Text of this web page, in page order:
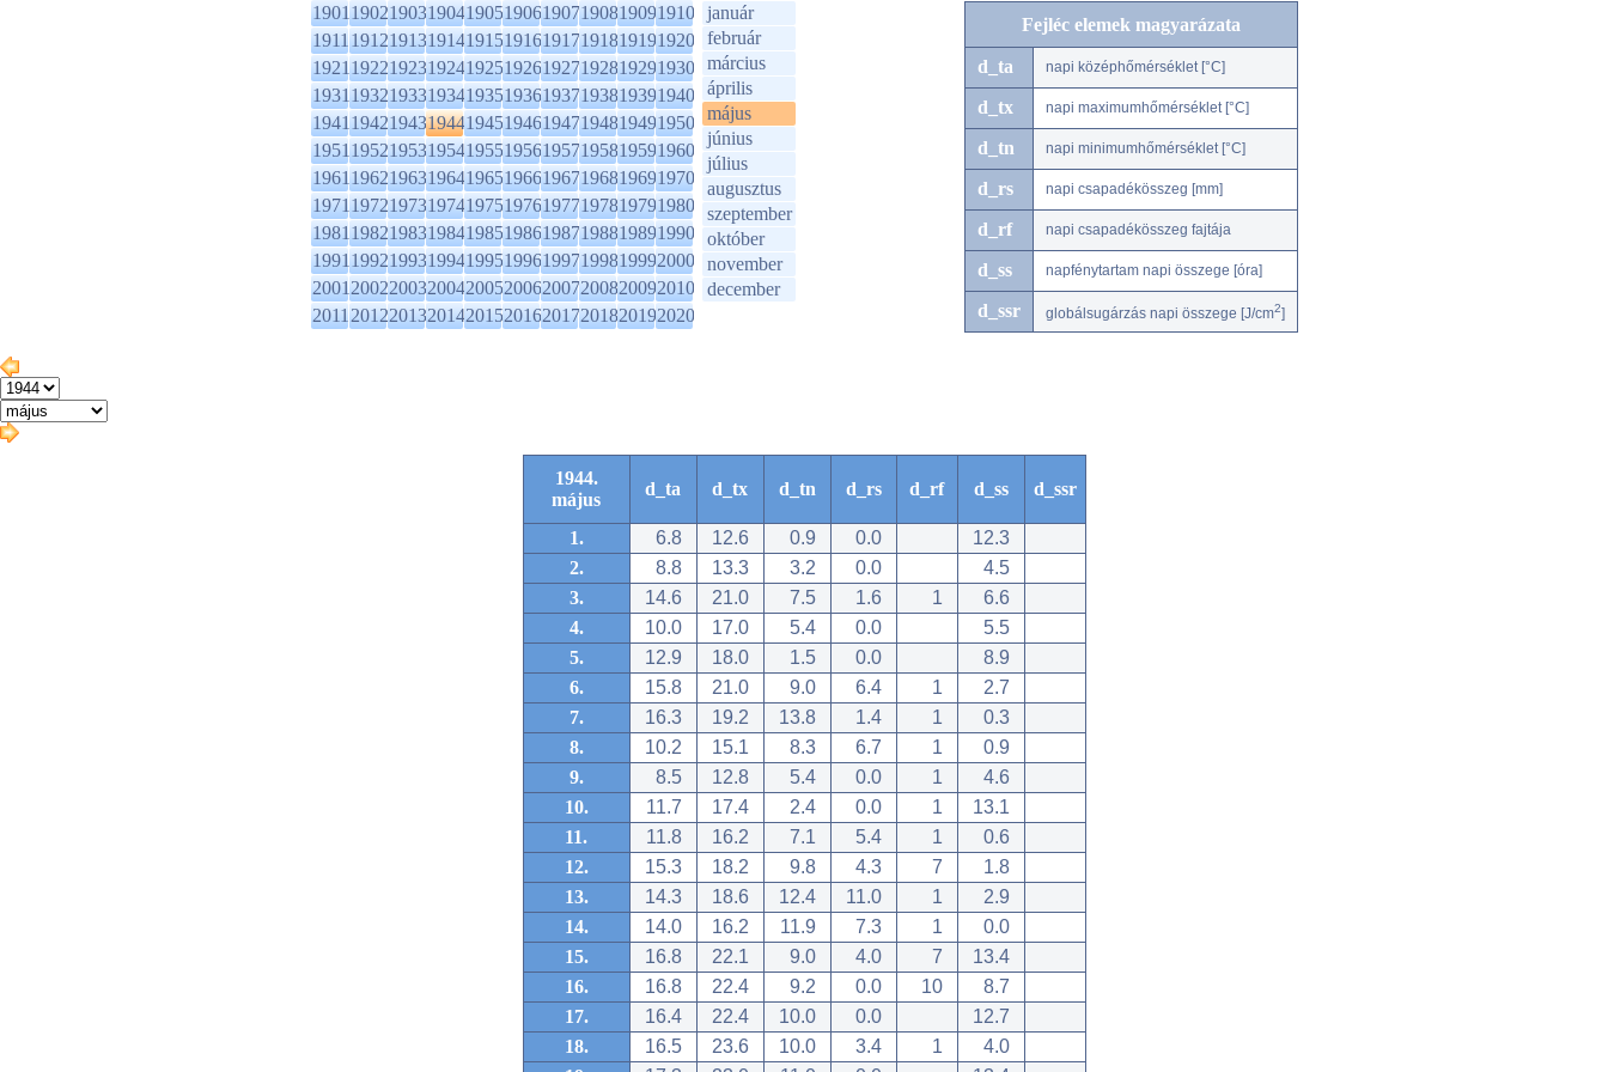
1901190219031904190519061907190819091910
1911191219131914191519161917191819191920
1921192219231924192519261927192819291930
1931193219331934193519361937193819391940
1941194219431944194519461947194819491950
1951195219531954195519561957195819591960
1961196219631964196519661967196819691970
1971197219731974197519761977197819791980
1981198219831984198519861987198819891990
1991199219931994199519961997199819992000
2001200220032004200520062007200820092010
2011201220132014201520162017201820192020
január
február
március
április
május
június
július
augusztus
szeptember
október
november
december
Fejléc elemek magyarázata
d_ta napi középhőmérséklet [°C]
d_tx napi maximumhőmérséklet [°C]
d_tn napi minimumhőmérséklet [°C]
d_rs napi csapadékösszeg [mm]
d_rf napi csapadékösszeg fajtája
d_ss napfénytartam napi összege [óra]
d_ssr globálsugárzás napi összege [J/cm2]
1944.
május
d_ta d_tx d_tn d_rs d_rf d_ss d_ssr
1. 6.8 12.6 0.9 0.0
12.3
2.
8.8 13.3 3.2 0.0
4.5
3.
14.6 21.0 7.5 1.6 1
6.6
4.
10.0 17.0 5.4 0.0
5.5
5.
12.9 18.0 1.5 0.0
8.9
6.
15.8 21.0 9.0 6.4 1
2.7
7.
16.3 19.2 13.8 1.4 1
0.3
8.
10.2 15.1 8.3 6.7 1
0.9
9.
8.5 12.8 5.4 0.0 1
4.6
10.
11.7 17.4 2.4 0.0 1
13.1
11.
11.8 16.2 7.1 5.4 1
0.6
12.
15.3 18.2 9.8 4.3 7
1.8
13.
14.3 18.6 12.4 11.0 1
2.9
14.
14.0 16.2 11.9 7.3 1
0.0
15.
16.8 22.1 9.0 4.0 7
13.4
16.
16.8 22.4 9.2 0.0 10
8.7
17.
16.4 22.4 10.0 0.0
12.7
18.
16.5 23.6 10.0 3.4 1
4.0